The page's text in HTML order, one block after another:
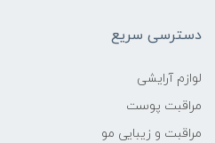
دسترسی سریع
لوازم آرایشی
مراقبت پوست
مراقبت و زیبایی مو